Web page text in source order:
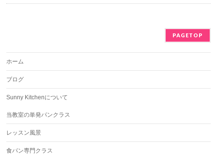
PAGETOP
ホーム
ブログ
Sunny Kitchenについて
当教室の単発パンクラス
レッスン風景
食パン専門クラス